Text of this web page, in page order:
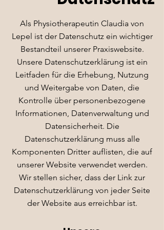
Als Physiotherapeutin Claudia von
Lepel ist der Datenschutz ein wichtiger
Bestandteil unserer Praxiswebsite.
Unsere Datenschutzerklärung ist ein
Leitfaden für die Erhebung, Nutzung
und Weitergabe von Daten, die
Kontrolle über personenbezogene
Informationen, Datenverwaltung und
Datensicherheit. Die
Datenschutzerklärung muss alle
Komponenten Dritter auflisten, die auf
unserer Website verwendet werden.
Wir stellen sicher, dass der Link zur
Datenschutzerklärung von jeder Seite
der Website aus erreichbar ist.